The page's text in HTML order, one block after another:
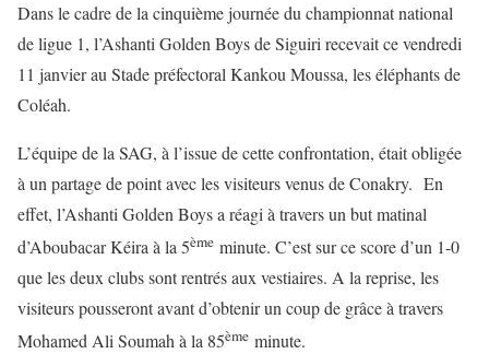
Dans le cadre de la cinquième journée du championnat national
de ligue 1, l’Ashanti Golden Boys de Siguiri recevait ce vendredi
11 janvier au Stade préfectoral Kankou Moussa, les éléphants de
Coléah.
L’équipe de la SAG, à l’issue de cette confrontation, était obligée
à un partage de point avec les visiteurs venus de Conakry. En
effet, l’Ashanti Golden Boys a réagi à travers un but matinal
d’Aboubacar Kéira à la 5ème minute. C’est sur ce score d’un 1-0
que les deux clubs sont rentrés aux vestiaires. A la reprise, les
visiteurs pousseront avant d’obtenir un coup de grâce à travers
Mohamed Ali Soumah à la 85ème minute.